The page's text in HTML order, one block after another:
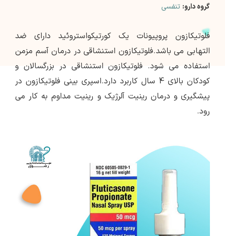
گروه دارو: تنفسی
فلوتیکازون پروپیونات یک کورتیکواستروئید دارای ضد
التهابی می باشد.فلوتیکازون استنشاقی در درمان آسم مزمن
استفاده می شود. فلوتیکازون استنشاقی در بزرگسالان و
کودکان بالای 4 سال کاربرد دارد.اسپری بینی فلوتیکازون در
پیشگیری و درمان رینیت آلرژیک و رینیت مداوم به کار می
رود.